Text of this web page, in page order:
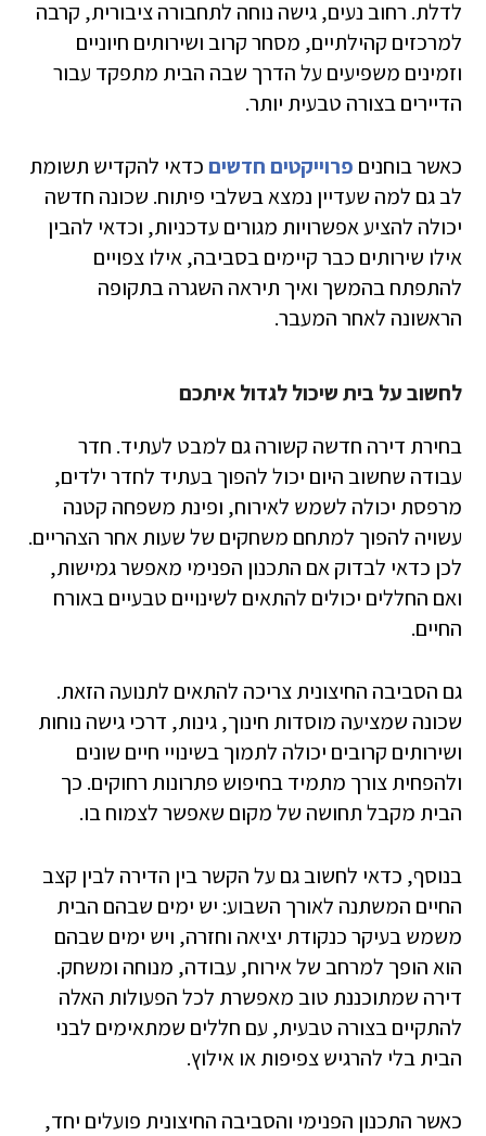
לדלת. רחוב נעים, גישה נוחה לתחבורה ציבורית, קרבה
למרכזים קהילתיים, מסחר קרוב ושירותים חיוניים
וזמינים משפיעים על הדרך שבה הבית מתפקד עבור
הדיירים בצורה טבעית יותר.
כאשר בוחנים פרוייקטים חדשיםכדאי להקדיש תשומת
לב גם למה שעדיין נמצא בשלבי פיתוח. שכונה חדשה
יכולה להציע אפשרויות מגורים עדכניות, וכדאי להבין
אילו שירותים כבר קיימים בסביבה, אילו צפויים
להתפתח בהמשך ואיך תיראה השגרה בתקופה
הראשונה לאחר המעבר.
לחשוב על בית שיכול לגדול איתכם
בחירת דירה חדשה קשורה גם למבט לעתיד. חדר
עבודה שחשוב היום יכול להפוך בעתיד לחדר ילדים,
מרפסת יכולה לשמש לאירוח, ופינת משפחה קטנה
עשויה להפוך למתחם משחקים של שעות אחר הצהריים.
לכן כדאי לבדוק אם התכנון הפנימי מאפשר גמישות,
ואם החללים יכולים להתאים לשינויים טבעיים באורח
החיים.
גם הסביבה החיצונית צריכה להתאים לתנועה הזאת.
שכונה שמציעה מוסדות חינוך, גינות, דרכי גישה נוחות
ושירותים קרובים יכולה לתמוך בשינויי חיים שונים
ולהפחית צורך מתמיד בחיפוש פתרונות רחוקים. כך
הבית מקבל תחושה של מקום שאפשר לצמוח בו.
בנוסף, כדאי לחשוב גם על הקשר בין הדירה לבין קצב
החיים המשתנה לאורך השבוע: יש ימים שבהם הבית
משמש בעיקר כנקודת יציאה וחזרה, ויש ימים שבהם
הוא הופך למרחב של אירוח, עבודה, מנוחה ומשחק.
דירה שמתוכננת טוב מאפשרת לכל הפעולות האלה
להתקיים בצורה טבעית, עם חללים שמתאימים לבני
הבית בלי להרגיש צפיפות או אילוץ.
כאשר התכנון הפנימי והסביבה החיצונית פועלים יחד,